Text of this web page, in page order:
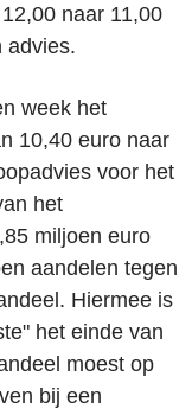
naar 11,00
advies.
week het
10,40 euro naar
voor het
het
miljoen euro
aandelen tegen
Hiermee is
het einde van
moest op
bij een